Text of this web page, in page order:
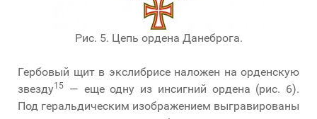
Рис. 5. Цепь ордена Данеброга.
Гербовый щит в экслибрисе наложен на орденскую
звезду15
— еще одну из инсигний ордена (рис. 6).
Под геральдическим изображением выгравированы